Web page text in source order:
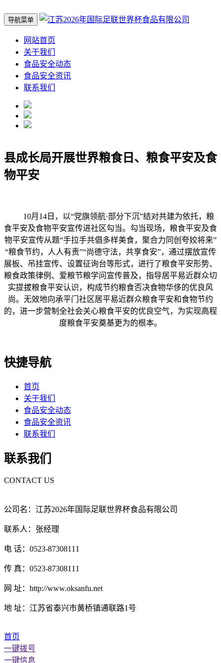
导航菜单
网站首页
关于我们
食品安全动态
食品安全资讯
联系我们
县成长局开展世界粮食日、粮食平安及食
物平安
10月14日，以“党旗领航·部分下沉”结对共建为依托，粮
食平安及食物平安宣传进社区勾当。勾当现场，粮食平安及食
物平安宣传从题“手拉手共倡多样美食，聚合力同创夸姣将来”
“粮食节约，人人有责”“尚德守法，共享食安”，通过摆放宣传
展板、吊挂宣传、设置征询台等形式，进行了粮食平安形势、
粮食政策律例、爱粮节粮学问宣传普及，指导居平易近群众切
实提拔粮食平安认识，构成节约粮食否决食物华侈的优良风
尚。无效地向承平门社区居平易近群众粮食平安和食物节约
的，进一步营制全社会关心粮食平安的优良空气，为实现高程
度粮食平安奠基更为的根本。
快捷导航
首页
关于我们
食品安全动态
食品安全资讯
联系我们
联系我们
CONTACT US
公司名：江苏2026年国际足联世界杯食品有限公司
联系人：张经理
电 话：0523-87308111
传 真：0523-87308111
网 址：http://www.oksanfu.net
地 址：江苏省泰兴市黄桥镇通联路1号
首页
一键拨号
一键信息